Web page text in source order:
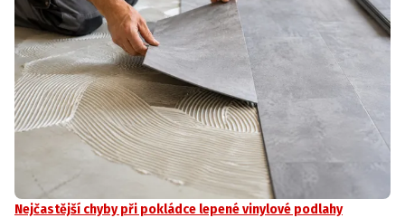
Nejčastější chyby při pokládce lepené vinylové podlahy